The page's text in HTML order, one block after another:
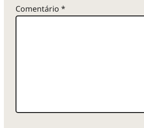
Comentário *